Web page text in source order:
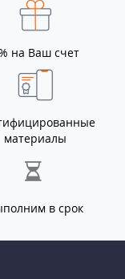
на Ваш счет
материалы
в срок